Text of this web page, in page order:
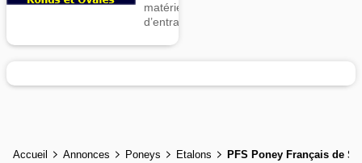
matériel
d’entrainement
Accueil Annonces Poneys Etalons PFS Poney Français de